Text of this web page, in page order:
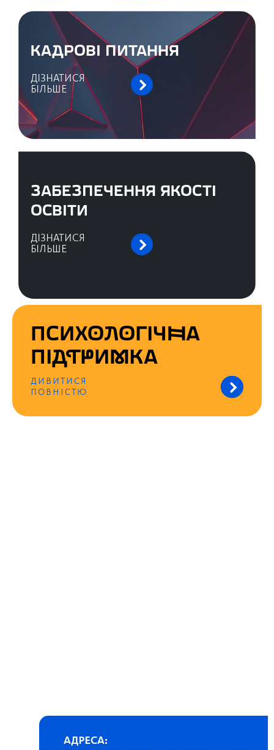
КАДРОВІ ПИТАННЯ
ДІЗНАТИСЯ
БІЛЬШЕ
ЗАБЕЗПЕЧЕННЯ ЯКОСТІ
ОСВІТИ
ДІЗНАТИСЯ
БІЛЬШЕ
ПСИХОЛОГІЧНА
ПІДТРИМКА
ДИВИТИСЯ
ПОВНІСТЮ
АДРЕСА: